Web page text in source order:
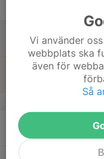
20
Mån
Vi använder
webbplats ska
även för
Så